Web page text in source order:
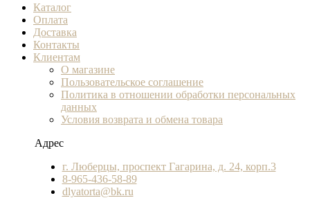
Каталог
Оплата
Доставка
Контакты
Клиентам
О магазине
Пользовательское соглашение
Политика в отношении обработки персональных
данных
Условия возврата и обмена товара
Адрес
г. Люберцы, проспект Гагарина, д. 24, корп.3
8-965-436-58-89
dlyatorta@bk.ru